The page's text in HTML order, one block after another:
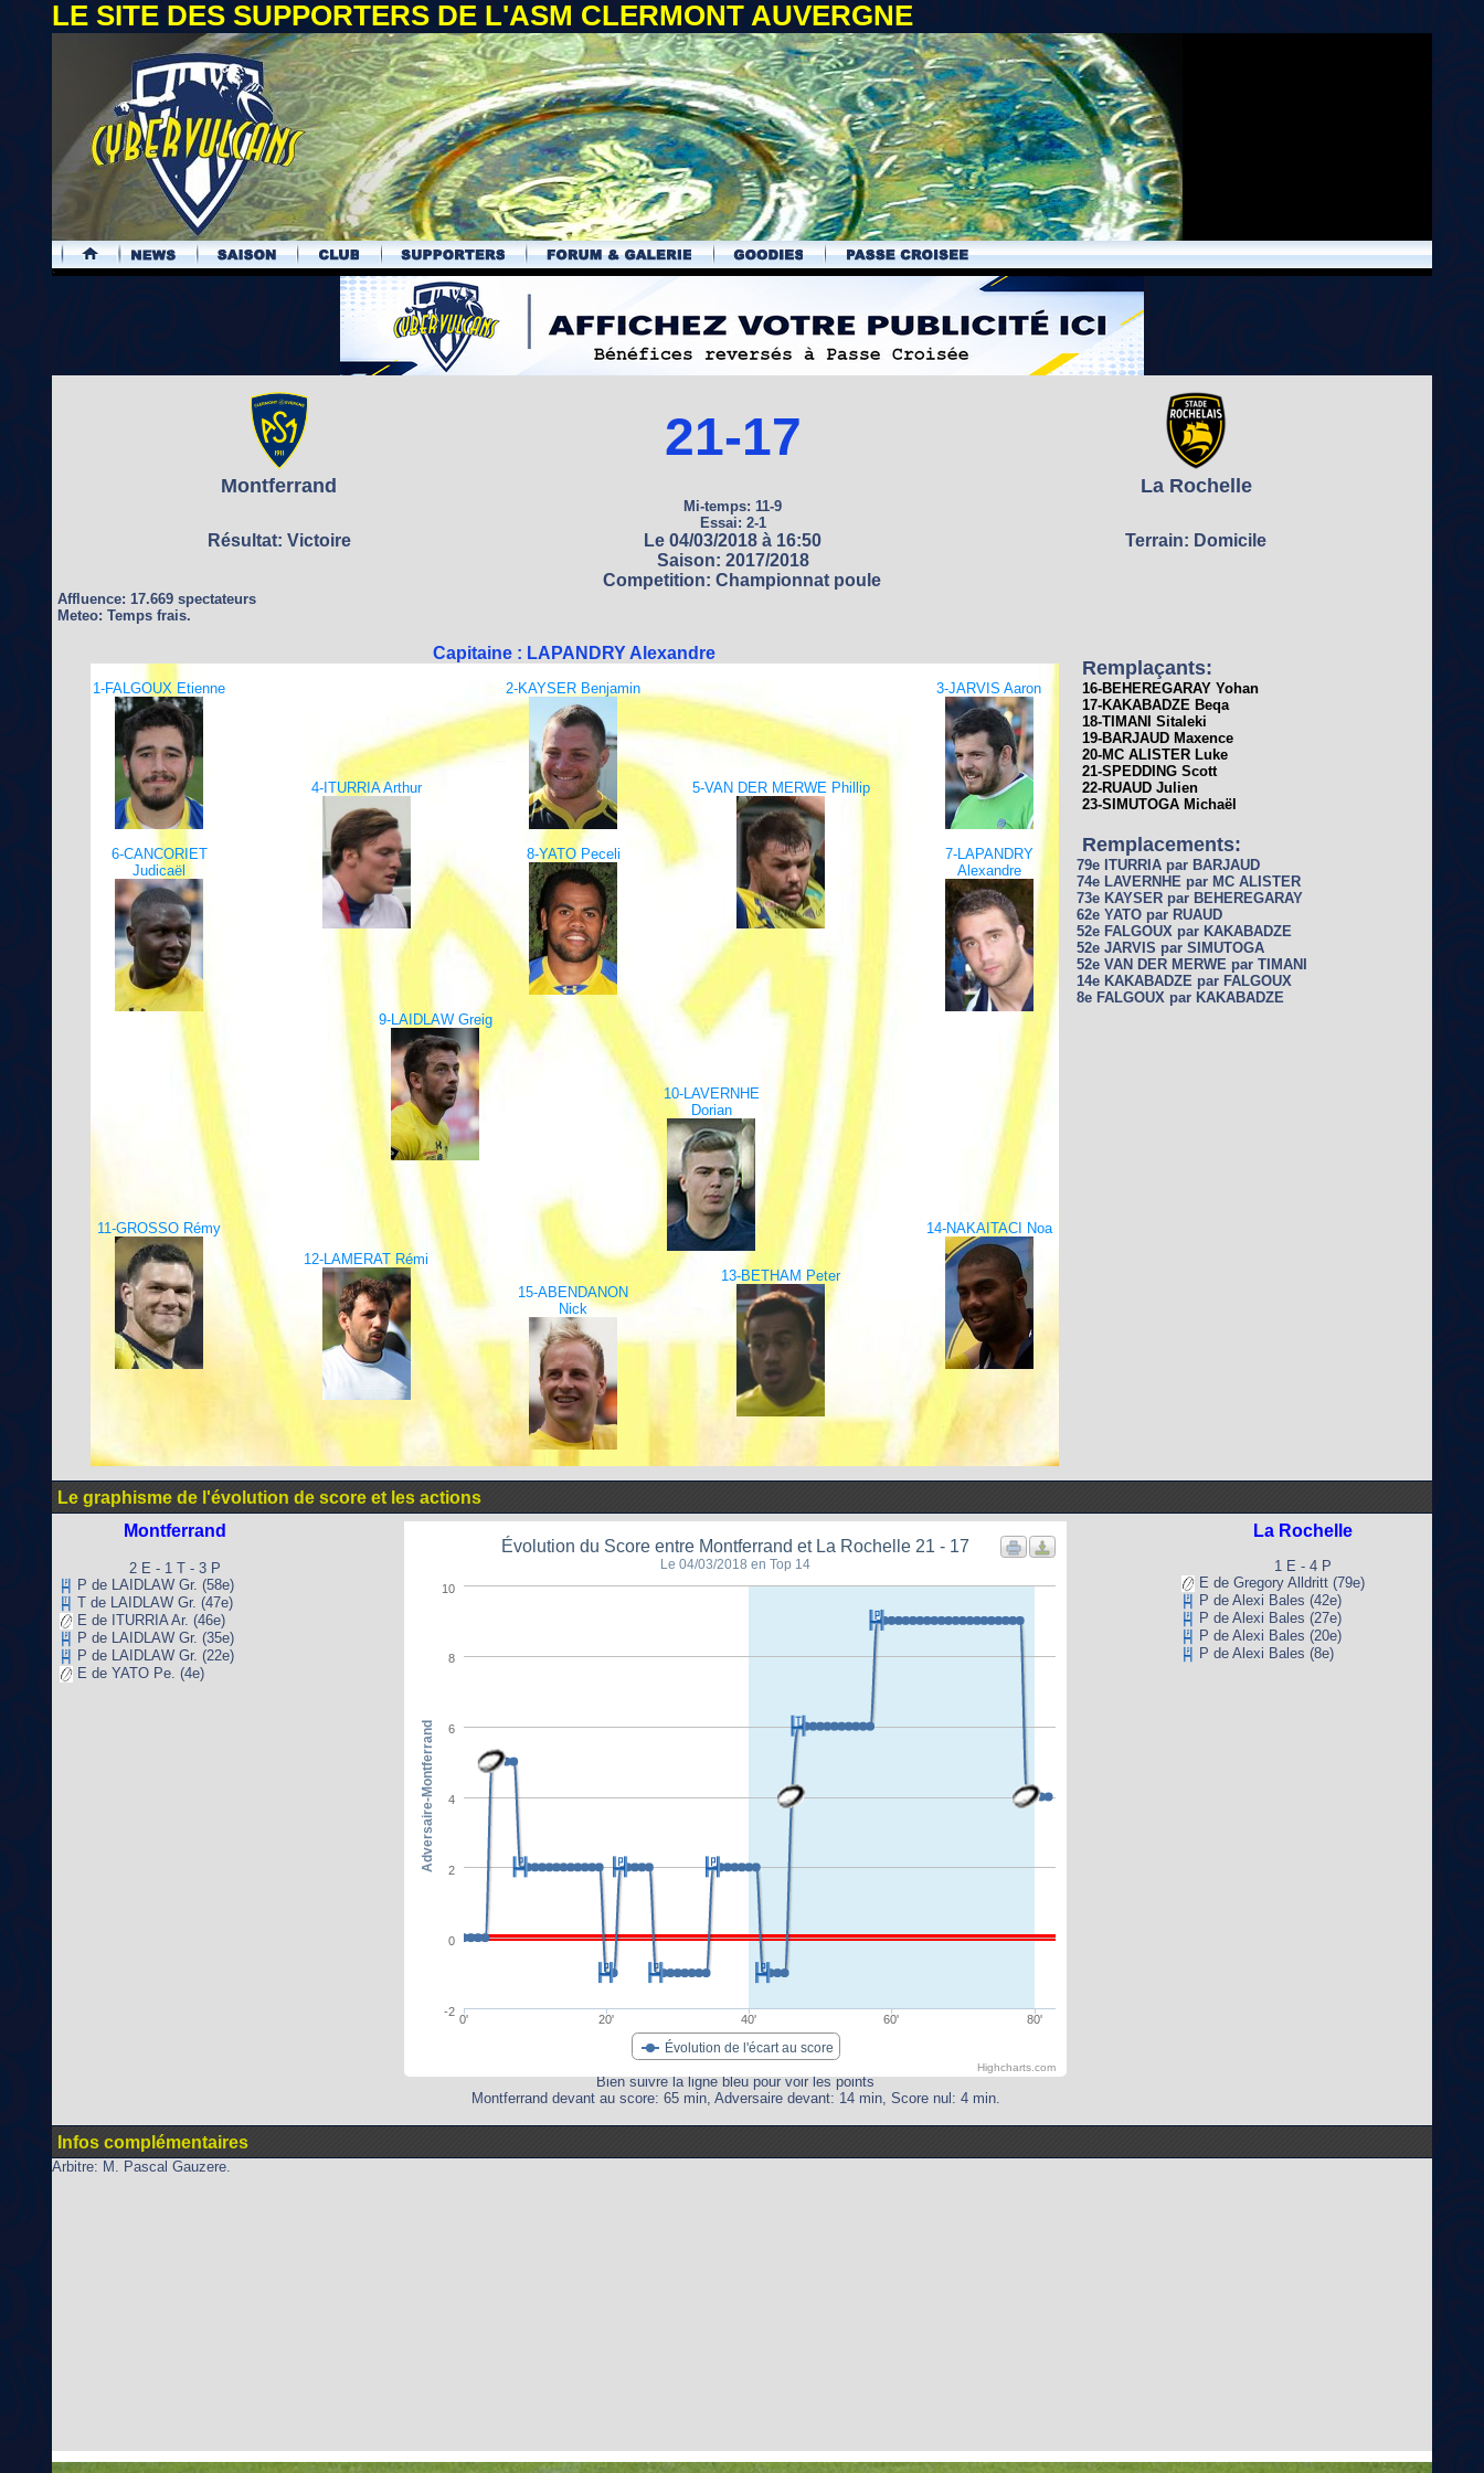
LE SITE DES SUPPORTERS DE L'ASM CLERMONT AUVERGNE
.
Montferrand
21-17
La Rochelle
Mi-temps: 11-9
Essai: 2-1
Résultat: Victoire Le 04/03/2018 à 16:50
Terrain: Domicile
Saison: 2017/2018
Competition: Championnat poule
Affluence: 17.669 spectateurs
Meteo: Temps frais.
Capitaine : LAPANDRY Alexandre
1-FALGOUX Etienne 2-KAYSER Benjamin 3-JARVIS Aaron
4-ITURRIA Arthur 5-VAN DER MERWE Phillip
6-CANCORIET
Judicaël
8-YATO Peceli
7-LAPANDRY
Alexandre
9-LAIDLAW Greig
10-LAVERNHE
Dorian
11-GROSSO Rémy
14-NAKAITACI Noa
12-LAMERAT Rémi
13-BETHAM Peter
15-ABENDANON
Nick
Remplaçants:
16-BEHEREGARAY Yohan
17-KAKABADZE Beqa
18-TIMANI Sitaleki
19-BARJAUD Maxence
20-MC ALISTER Luke
21-SPEDDING Scott
22-RUAUD Julien
23-SIMUTOGA Michaël
Remplacements:
79e ITURRIA par BARJAUD
74e LAVERNHE par MC ALISTER
73e KAYSER par BEHEREGARAY
62e YATO par RUAUD
52e FALGOUX par KAKABADZE
52e JARVIS par SIMUTOGA
52e VAN DER MERWE par TIMANI
14e KAKABADZE par FALGOUX
8e FALGOUX par KAKABADZE
Le graphisme de l'évolution de score et les actions
Montferrand
2 E - 1 T - 3 P
P de LAIDLAW Gr. (58e)
T de LAIDLAW Gr. (47e)
E de ITURRIA Ar. (46e)
P de LAIDLAW Gr. (35e)
P de LAIDLAW Gr. (22e)
E de YATO Pe. (4e)
Évolution du Score entre Montferrand et La Rochelle 21 - 17
Le 04/03/2018 en Top 14
Évolution de l'écart au score
0' 20' 40' 60' 80'
-2
0
2
4
6
8
10
Adversaire-Montferrand
Highcharts.com
Bien suivre la ligne bleu pour voir les points
Montferrand devant au score: 65 min, Adversaire devant: 14 min, Score nul: 4 min.
La Rochelle
1 E - 4 P
E de Gregory Alldritt (79e)
P de Alexi Bales (42e)
P de Alexi Bales (27e)
P de Alexi Bales (20e)
P de Alexi Bales (8e)
Infos complémentaires
Arbitre: M. Pascal Gauzere.